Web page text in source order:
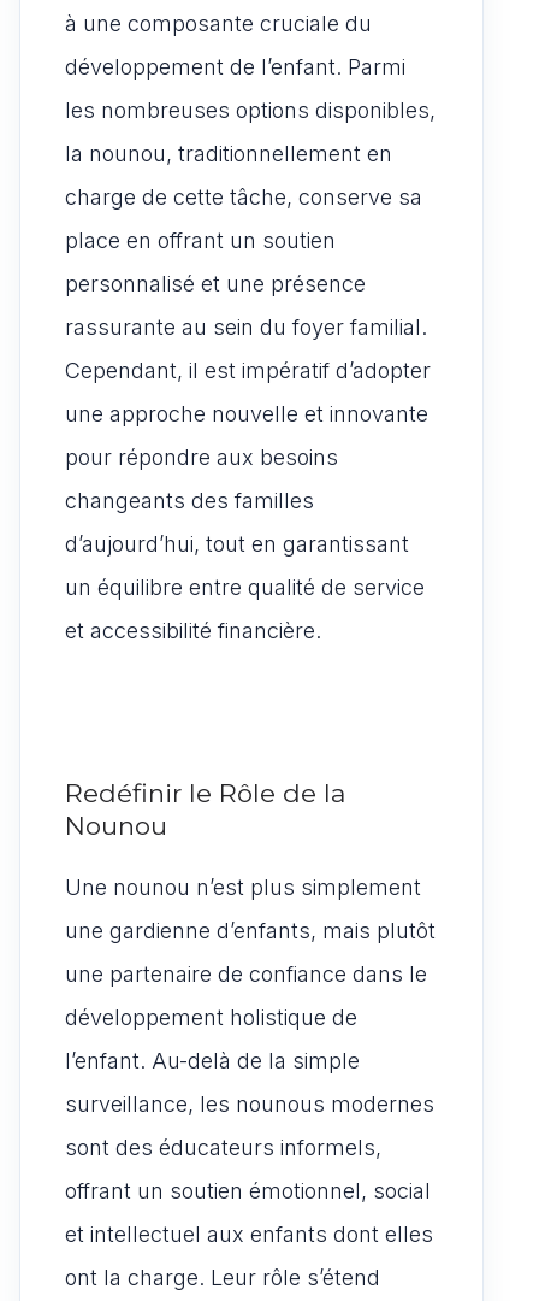
à une composante cruciale du
développement de l’enfant. Parmi
les nombreuses options disponibles,
la nounou, traditionnellement en
charge de cette tâche, conserve sa
place en offrant un soutien
personnalisé et une présence
rassurante au sein du foyer familial.
Cependant, il est impératif d’adopter
une approche nouvelle et innovante
pour répondre aux besoins
changeants des familles
d’aujourd’hui, tout en garantissant
un équilibre entre qualité de service
et accessibilité financière.
Redéfinir le Rôle de la
Nounou
Une nounou n’est plus simplement
une gardienne d’enfants, mais plutôt
une partenaire de confiance dans le
développement holistique de
l’enfant. Au-delà de la simple
surveillance, les nounous modernes
sont des éducateurs informels,
offrant un soutien émotionnel, social
et intellectuel aux enfants dont elles
ont la charge. Leur rôle s’étend